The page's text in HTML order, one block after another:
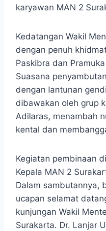
karyawan MAN 2
Kedatangan Wakil
dengan penuh
Paskibra dan
Suasana
dengan lantunan
dibawakan oleh grup
Adilaras, menambah
kental dan
Kegiatan pembinaan
Kepala MAN 2
Dalam sambutannya,
ucapan selamat
kunjungan Wakil
Surakarta. Dr. Lanjar